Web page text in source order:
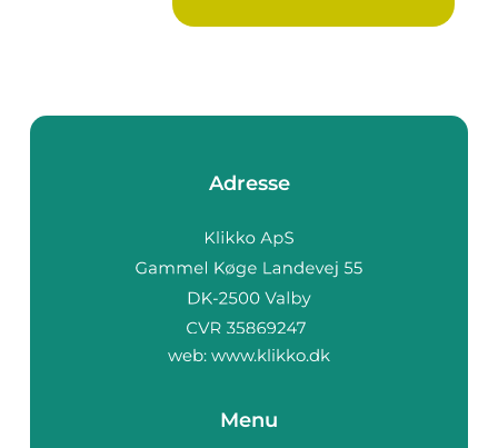
Adresse
web: www.klikko.dk
Menu